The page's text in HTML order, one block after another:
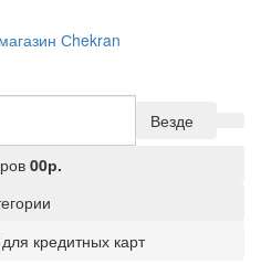
Везде
00р.
кредитных карт